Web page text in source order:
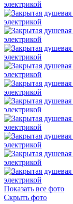
Показать все фото
Скрыть фото